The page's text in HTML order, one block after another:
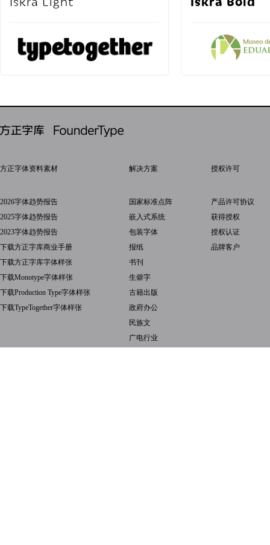
方正字体资料素材
2026字体趋势报告
2025字体趋势报告
2023字体趋势报告
下载方正字库商业手册
下载方正字库字体样张
下载Monotype字体样张
下载Production Type字体样张
下载TypeTogether字体样张
解决方案
国家标准点阵
嵌入式系统
包装字体
报纸
书刊
生僻字
古籍出版
政府办公
民族文
广电行业
授权许可
产品许可协议
获得授权
授权认证
品牌客户